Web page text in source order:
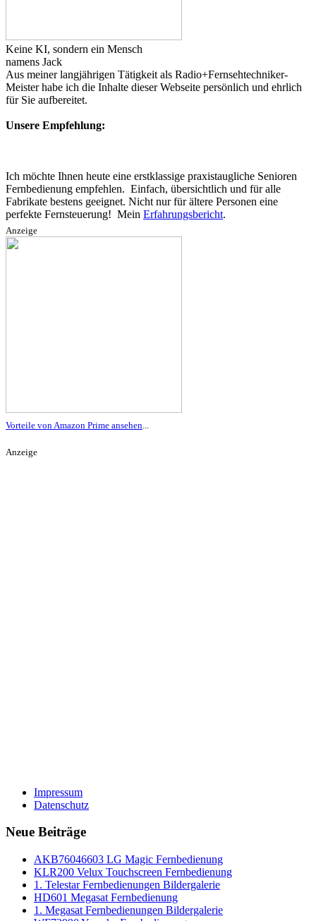
Keine KI, sondern ein Mensch
namens Jack
Aus meiner langjährigen Tätigkeit als Radio+Fernsehtechniker-
Meister habe ich die Inhalte dieser Webseite persönlich und ehrlich
für Sie aufbereitet.
Unsere Empfehlung:
Ich möchte Ihnen heute eine erstklassige praxistaugliche Senioren
Fernbedienung empfehlen. Einfach, übersichtlich und für alle
Fabrikate bestens geeignet. Nicht nur für ältere Personen eine
perfekte Fernsteuerung! Mein Erfahrungsbericht.
Anzeige
Vorteile von Amazon Prime ansehen...
Anzeige
Impressum
Datenschutz
Neue Beiträge
AKB76046603 LG Magic Fernbedienung
KLR200 Velux Touchscreen Fernbedienung
1. Telestar Fernbedienungen Bildergalerie
HD601 Megasat Fernbedienung
1. Megasat Fernbedienungen Bildergalerie